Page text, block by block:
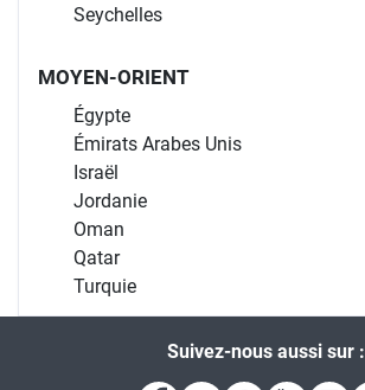
Seychelles
MOYEN-ORIENT
Égypte
Émirats Arabes Unis
Israël
Jordanie
Oman
Qatar
Turquie
Suivez-nous aussi sur :